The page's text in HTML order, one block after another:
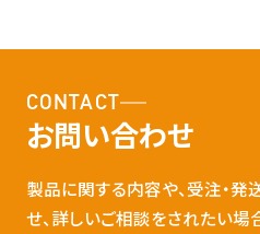
CONTACT
お問い合わせ
製品に関する内容や、受注・発
せ、詳しいご相談をされたい